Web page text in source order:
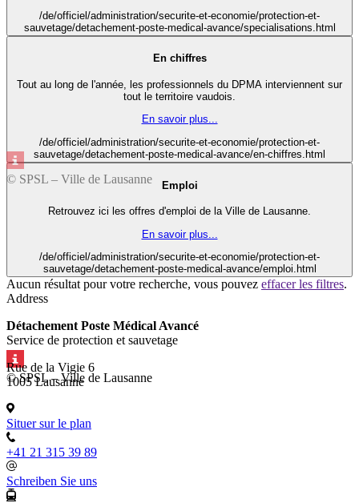
© SPSL – Ville de Lausanne
© SPSL – Ville de Lausanne
/de/officiel/administration/securite-et-economie/protection-et-
sauvetage/detachement-poste-medical-avance/specialisations.html
En chiffres
Tout au long de l'année, les professionnels du DPMA interviennent sur
tout le territoire vaudois.
En savoir plus...
/de/officiel/administration/securite-et-economie/protection-et-
sauvetage/detachement-poste-medical-avance/en-chiffres.html
Emploi
Retrouvez ici les offres d'emploi de la Ville de Lausanne.
En savoir plus...
/de/officiel/administration/securite-et-economie/protection-et-
sauvetage/detachement-poste-medical-avance/emploi.html
Aucun résultat pour votre recherche, vous pouvez effacer les filtres.
Address
Détachement Poste Médical Avancé
Service de protection et sauvetage
Rue de la Vigie 6
1005 Lausanne
Situer sur le plan
+41 21 315 39 89
Schreiben Sie uns